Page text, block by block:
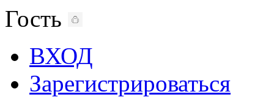
Гость
ВХОД
Зарегистрироваться